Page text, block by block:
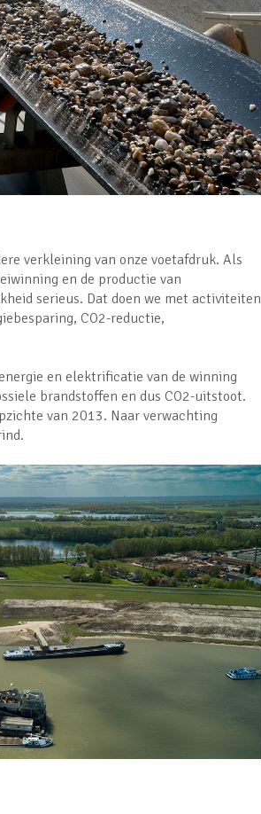
verkleining van onze voetafdruk. Als
en de productie van
serieus. Dat doen we met activiteiten
CO2-reductie,
en elektrificatie van de winning
brandstoffen en dus CO2-uitstoot.
van 2013. Naar verwachting